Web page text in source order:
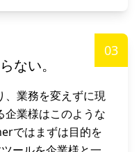
03
ない。
、業務を変えずに現
企業様はこのような
ではまずは目的を